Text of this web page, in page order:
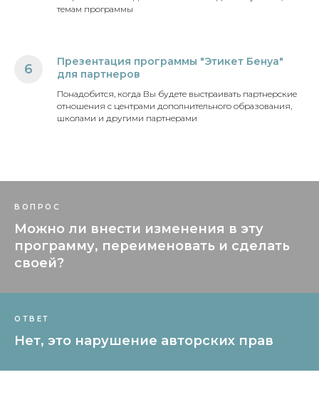
темам программы
6
Презентация программы "Этикет Бенуа"
для партнеров
Понадобится, когда Вы будете выстраивать партнерские
отношения с центрами дополнительного образования,
школами и другими партнерами
ВОПРОС
Можно ли внести изменения в эту
программу, переименовать и сделать
своей?
ОТВЕТ
Нет, это нарушение авторских прав